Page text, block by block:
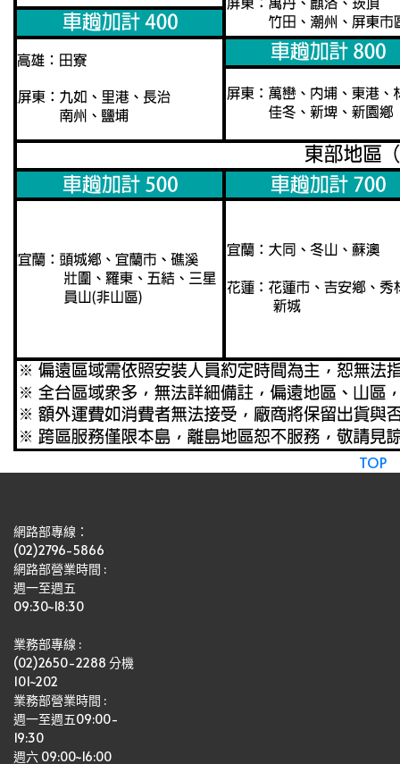
TOP
網路部專線：
(02)2796-5866
網路部營業時間 :
週一至週五
09:30~18:30
業務部專線 :
(02)2650-2288 分機
101~202
業務部營業時間 :
週一至週五09:00-
19:30
週六 09:00~16:00